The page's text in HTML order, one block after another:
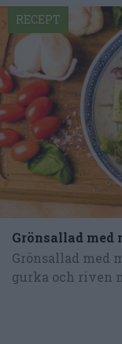
Grönsallad med
Grönsallad med
gurka och riven
RECEPT